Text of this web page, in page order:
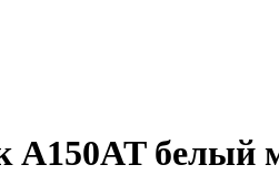
A150AT белый